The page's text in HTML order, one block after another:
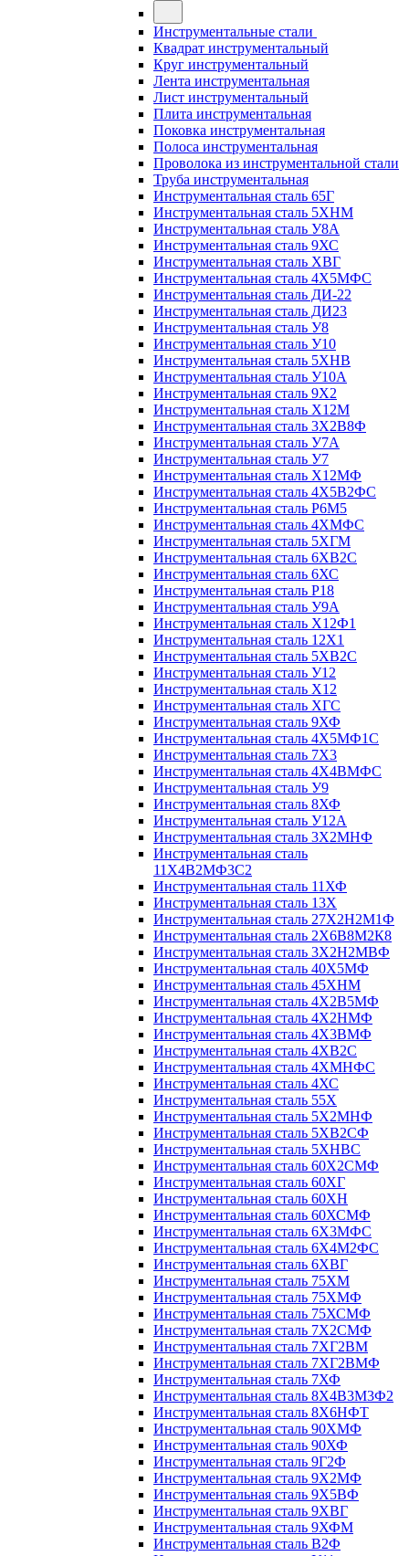
Инструментальные стали
Квадрат инструментальный
Круг инструментальный
Лента инструментальная
Лист инструментальный
Плита инструментальная
Поковка инструментальная
Полоса инструментальная
Проволока из инструментальной стали
Труба инструментальная
Инструментальная сталь 65Г
Инструментальная сталь 5ХНМ
Инструментальная сталь У8А
Инструментальная сталь 9ХС
Инструментальная сталь ХВГ
Инструментальная сталь 4Х5МФС
Инструментальная сталь ДИ-22
Инструментальная сталь ДИ23
Инструментальная сталь У8
Инструментальная сталь У10
Инструментальная сталь 5ХНВ
Инструментальная сталь У10А
Инструментальная сталь 9Х2
Инструментальная сталь Х12М
Инструментальная сталь 3Х2В8Ф
Инструментальная сталь У7А
Инструментальная сталь У7
Инструментальная сталь Х12МФ
Инструментальная сталь 4Х5В2ФС
Инструментальная сталь Р6М5
Инструментальная сталь 4ХМФС
Инструментальная сталь 5ХГМ
Инструментальная сталь 6ХВ2С
Инструментальная сталь 6ХС
Инструментальная сталь Р18
Инструментальная сталь У9А
Инструментальная сталь Х12Ф1
Инструментальная сталь 12Х1
Инструментальная сталь 5ХВ2С
Инструментальная сталь У12
Инструментальная сталь Х12
Инструментальная сталь ХГС
Инструментальная сталь 9ХФ
Инструментальная сталь 4Х5МФ1С
Инструментальная сталь 7Х3
Инструментальная сталь 4Х4ВМФС
Инструментальная сталь У9
Инструментальная сталь 8ХФ
Инструментальная сталь У12А
Инструментальная сталь 3Х2МНФ
Инструментальная сталь
11Х4В2МФ3С2
Инструментальная сталь 11ХФ
Инструментальная сталь 13Х
Инструментальная сталь 27Х2Н2М1Ф
Инструментальная сталь 2Х6В8М2К8
Инструментальная сталь 3Х2Н2МВФ
Инструментальная сталь 40Х5МФ
Инструментальная сталь 45ХНМ
Инструментальная сталь 4Х2В5МФ
Инструментальная сталь 4Х2НМФ
Инструментальная сталь 4Х3ВМФ
Инструментальная сталь 4ХВ2С
Инструментальная сталь 4ХМНФС
Инструментальная сталь 4ХС
Инструментальная сталь 55Х
Инструментальная сталь 5Х2МНФ
Инструментальная сталь 5ХВ2СФ
Инструментальная сталь 5ХНВС
Инструментальная сталь 60Х2СМФ
Инструментальная сталь 60ХГ
Инструментальная сталь 60ХН
Инструментальная сталь 60ХСМФ
Инструментальная сталь 6Х3МФС
Инструментальная сталь 6Х4М2ФС
Инструментальная сталь 6ХВГ
Инструментальная сталь 75ХМ
Инструментальная сталь 75ХМФ
Инструментальная сталь 75ХСМФ
Инструментальная сталь 7Х2СМФ
Инструментальная сталь 7ХГ2ВМ
Инструментальная сталь 7ХГ2ВМФ
Инструментальная сталь 7ХФ
Инструментальная сталь 8Х4В3М3Ф2
Инструментальная сталь 8Х6НФТ
Инструментальная сталь 90ХМФ
Инструментальная сталь 90ХФ
Инструментальная сталь 9Г2Ф
Инструментальная сталь 9Х2МФ
Инструментальная сталь 9Х5ВФ
Инструментальная сталь 9ХВГ
Инструментальная сталь 9ХФМ
Инструментальная сталь В2Ф